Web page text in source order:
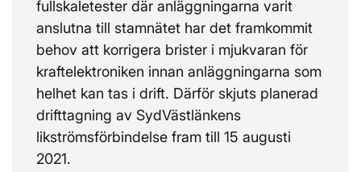
fullskaletester där anläggningarna varit
anslutna till stamnätet har det framkommit
behov att korrigera brister i mjukvaran för
kraftelektroniken innan anläggningarna som
helhet kan tas i drift. Därför skjuts planerad
drifttagning av SydVästlänkens
likströmsförbindelse fram till 15 augusti
2021.